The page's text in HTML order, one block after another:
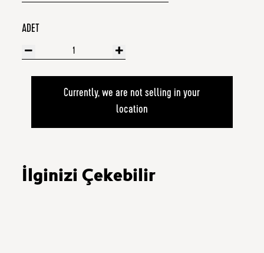
ADET
Currently, we are not selling in your
location
İlginizi Çekebilir